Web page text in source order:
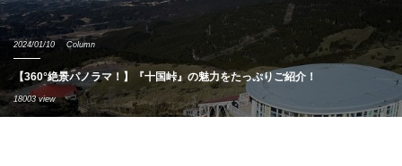
2024/01/10 Column
【360°絶景パノラマ！】『十国峠』の魅力をたっぷりご紹介！
18003 view